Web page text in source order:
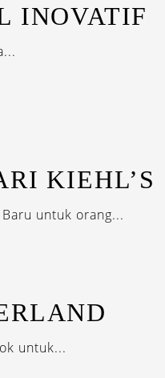
INOVATIF
KIEHL’S
untuk orang...
untuk...